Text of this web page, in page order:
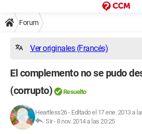
Forum
Ver originales (Francés)
El complemento no se pudo
(corrupto)
Resuelto
Heartless26- Editado el 17 ene. 2013 a
Sir -8 nov. 2014 a las 20:25